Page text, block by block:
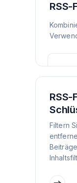
RSS-
Filtern